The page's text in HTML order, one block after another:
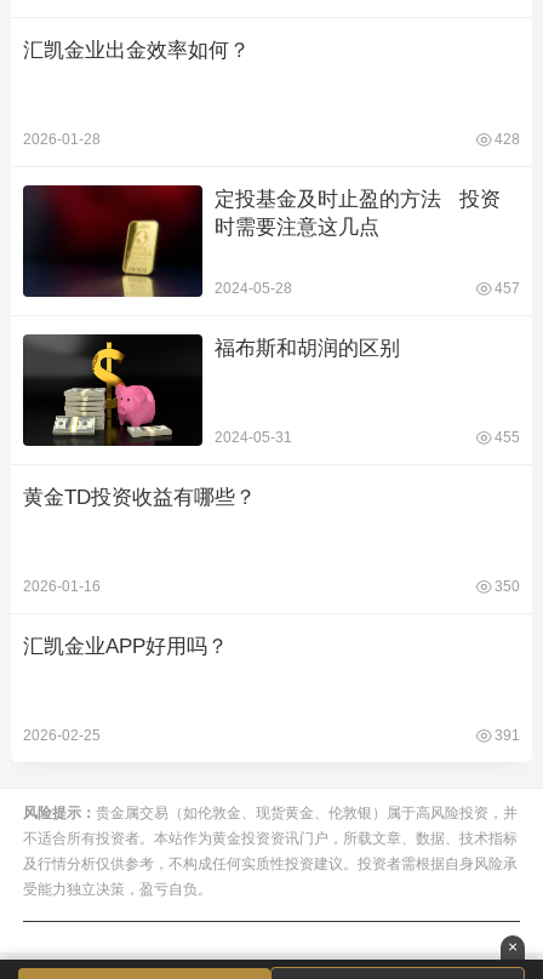
汇凯金业出金效率如何？
2026-01-28 428
定投基金及时止盈的方法   投资
时需要注意这几点
2024-05-28 457
福布斯和胡润的区别
2024-05-31 455
黄金TD投资收益有哪些？
2026-01-16 350
汇凯金业APP好用吗？
2026-02-25 391
风险提示： 贵金属交易（如伦敦金、现货黄金、伦敦银）属于高风险投资，并
不适合所有投资者。本站作为黄金投资资讯门户，所载文章、数据、技术指标
及行情分析仅供参考，不构成任何实质性投资建议。投资者需根据自身风险承
受能力独立决策，盈亏自负。
×